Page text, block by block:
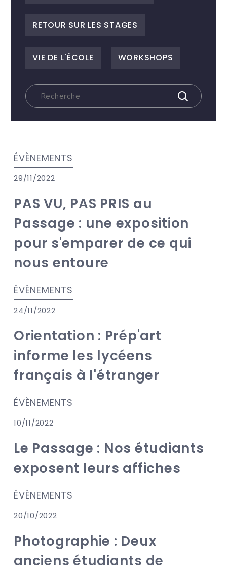
RETOUR SUR LES STAGES
VIE DE L'ÉCOLE WORKSHOPS
ÉVÈNEMENTS
29/11/2022
PAS VU, PAS PRIS au
Passage : une exposition
pour s'emparer de ce qui
nous entoure
ÉVÈNEMENTS
24/11/2022
Orientation : Prép'art
informe les lycéens
français à l'étranger
ÉVÈNEMENTS
10/11/2022
Le Passage : Nos étudiants
exposent leurs affiches
ÉVÈNEMENTS
20/10/2022
Photographie : Deux
anciens étudiants de